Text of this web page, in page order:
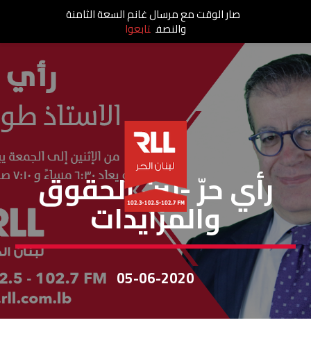
رأي حر
رأي حرّ -بين الحقوق
والمزايدات
05-06-2020
صار الوقت مع مرسال غانم السعة الثامنة
والنصف تابعوا